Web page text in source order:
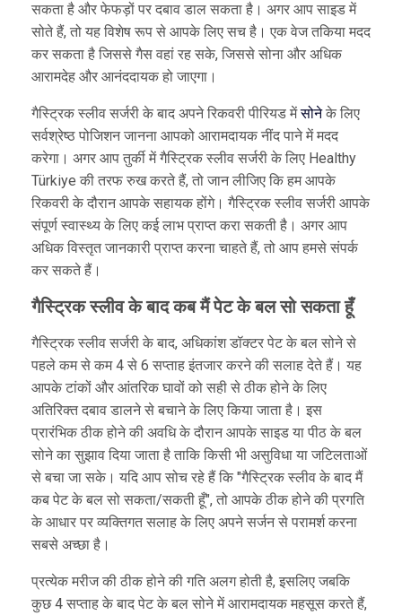
सकता है और फेफड़ों पर दबाव डाल सकता है। अगर आप साइड में
सोते हैं, तो यह विशेष रूप से आपके लिए सच है। एक वेज तकिया मदद
कर सकता है जिससे गैस वहां रह सके, जिससे सोना और अधिक
आरामदेह और आनंददायक हो जाएगा।
गैस्ट्रिक स्लीव सर्जरी के बाद अपने रिकवरी पीरियड मेंसोनेके लिए
सर्वश्रेष्ठ पोजिशन जानना आपको आरामदायक नींद पाने में मदद
करेगा। अगर आप तुर्की में गैस्ट्रिक स्लीव सर्जरी के लिए Healthy
Türkiye की तरफ रुख करते हैं, तो जान लीजिए कि हम आपके
रिकवरी के दौरान आपके सहायक होंगे। गैस्ट्रिक स्लीव सर्जरी आपके
संपूर्ण स्वास्थ्य के लिए कई लाभ प्राप्त करा सकती है। अगर आप
अधिक विस्तृत जानकारी प्राप्त करना चाहते हैं, तो आप हमसे संपर्क
कर सकते हैं।
गैस्ट्रिक स्लीव के बाद कब मैं पेट के बल सो सकता हूँ
गैस्ट्रिक स्लीव सर्जरी के बाद, अधिकांश डॉक्टर पेट के बल सोने से
पहले कम से कम 4 से 6 सप्ताह इंतजार करने की सलाह देते हैं। यह
आपके टांकों और आंतरिक घावों को सही से ठीक होने के लिए
अतिरिक्त दबाव डालने से बचाने के लिए किया जाता है। इस
प्रारंभिक ठीक होने की अवधि के दौरान आपके साइड या पीठ के बल
सोने का सुझाव दिया जाता है ताकि किसी भी असुविधा या जटिलताओं
से बचा जा सके। यदि आप सोच रहे हैं कि "गैस्ट्रिक स्लीव के बाद मैं
कब पेट के बल सो सकता/सकती हूँ", तो आपके ठीक होने की प्रगति
के आधार पर व्यक्तिगत सलाह के लिए अपने सर्जन से परामर्श करना
सबसे अच्छा है।
प्रत्येक मरीज की ठीक होने की गति अलग होती है, इसलिए जबकि
कुछ 4 सप्ताह के बाद पेट के बल सोने में आरामदायक महसूस करते हैं,